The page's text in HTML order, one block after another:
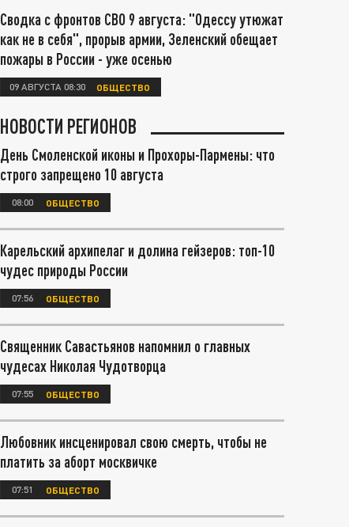
Сводка с фронтов СВО 9 августа: "Одессу утюжат
как не в себя", прорыв армии, Зеленский обещает
пожары в России - уже осенью
09 АВГУСТА 08:30 ОБЩЕСТВО
НОВОСТИ РЕГИОНОВ
День Смоленской иконы и Прохоры-Пармены: что
строго запрещено 10 августа
08:00 ОБЩЕСТВО
Карельский архипелаг и долина гейзеров: топ-10
чудес природы России
07:56 ОБЩЕСТВО
Священник Савастьянов напомнил о главных
чудесах Николая Чудотворца
07:55 ОБЩЕСТВО
Любовник инсценировал свою смерть, чтобы не
платить за аборт москвичке
07:51 ОБЩЕСТВО